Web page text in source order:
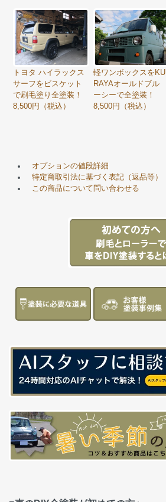
トヨタ ハイラックス
サーフをビスケット
で刷毛塗り全塗装！
8,500円（税込）
軽ワンボックスをKU
RAYAオールドブル
ーシーで全塗装！
8,500円（税込）
オプションの値段詳細
特定商取引法に基づく表記（返品等）
この商品について問い合わせる